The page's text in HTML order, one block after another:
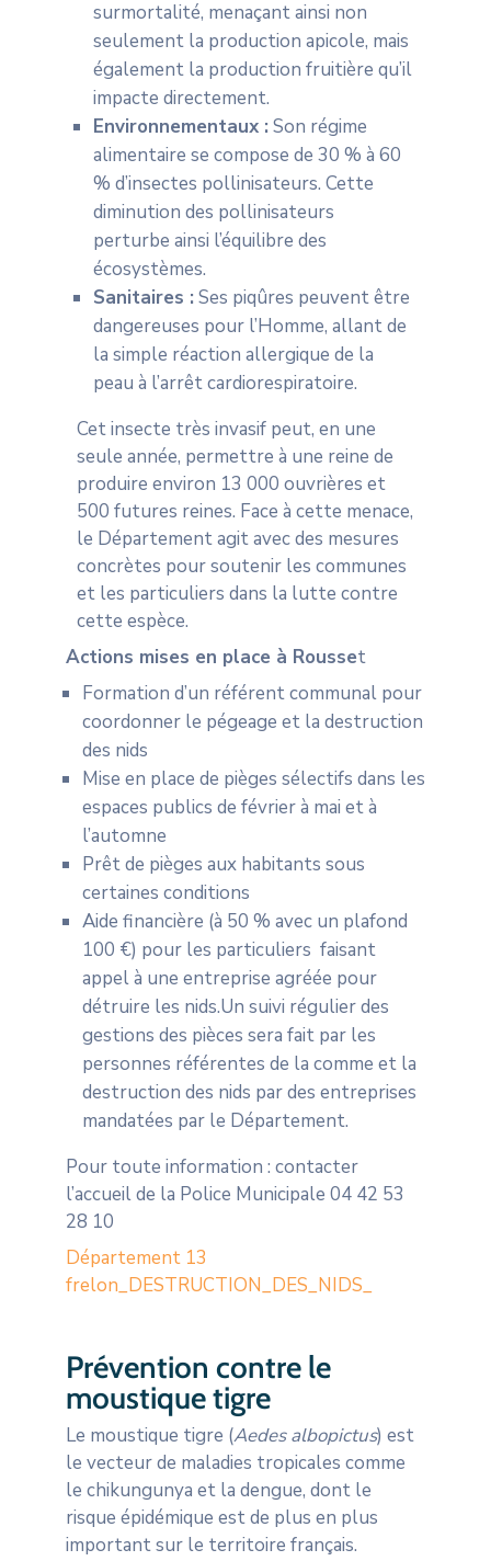
surmortalité, menaçant ainsi non
seulement la production apicole, mais
également la production fruitière qu’il
impacte directement.
Environnementaux : Son régime
alimentaire se compose de 30 % à 60
% d’insectes pollinisateurs. Cette
diminution des pollinisateurs
perturbe ainsi l’équilibre des
écosystèmes.
Sanitaires : Ses piqûres peuvent être
dangereuses pour l’Homme, allant de
la simple réaction allergique de la
peau à l’arrêt cardiorespiratoire.
Cet insecte très invasif peut, en une
seule année, permettre à une reine de
produire environ 13 000 ouvrières et
500 futures reines. Face à cette menace,
le Département agit avec des mesures
concrètes pour soutenir les communes
et les particuliers dans la lutte contre
cette espèce.
Actions mises en place à Rousset
Formation d’un référent communal pour
coordonner le pégeage et la destruction
des nids
Mise en place de pièges sélectifs dans les
espaces publics de février à mai et à
l’automne
Prêt de pièges aux habitants sous
certaines conditions
Aide financière (à 50 % avec un plafond
100 €) pour les particuliers faisant
appel à une entreprise agréée pour
détruire les nids.Un suivi régulier des
gestions des pièces sera fait par les
personnes référentes de la comme et la
destruction des nids par des entreprises
mandatées par le Département.
Pour toute information : contacter
l’accueil de la Police Municipale 04 42 53
28 10
Département 13
frelon_DESTRUCTION_DES_NIDS_
Prévention contre le
moustique tigre
Le moustique tigre (Aedes albopictus) est
le vecteur de maladies tropicales comme
le chikungunya et la dengue, dont le
risque épidémique est de plus en plus
important sur le territoire français.